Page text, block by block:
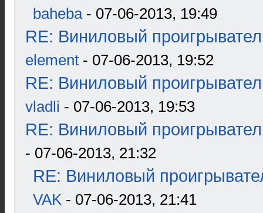
baheba- 07-06-2013, 19:49
RE: Виниловый
element - 07-06-2013, 19:52
RE: Виниловый
vladli - 07-06-2013, 19:53
RE: Виниловый
- 07-06-2013, 21:32
RE: Виниловый
VAK - 07-06-2013, 21:41